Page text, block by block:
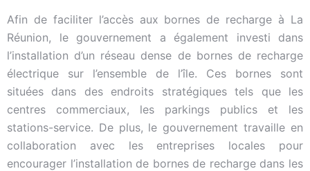
Afin de faciliter l’accès aux bornes de recharge à La
Réunion, le gouvernement a également investi dans
l’installation d’un réseau dense de bornes de recharge
électrique sur l’ensemble de l’île. Ces bornes sont
situées dans des endroits stratégiques tels que les
centres commerciaux, les parkings publics et les
stations-service. De plus, le gouvernement travaille en
collaboration avec les entreprises locales pour
encourager l’installation de bornes de recharge dans les